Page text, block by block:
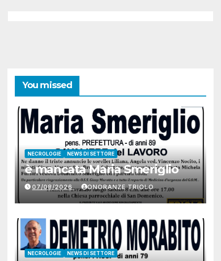
You missed
NECROLOGIE NEWS DI SETTORE
è mancata Maria Smeriglio
07/08/2026 ONORANZE TRIOLO
NECROLOGIE NEWS DI SETTORE